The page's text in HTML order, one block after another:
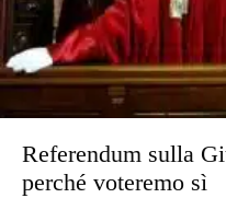
Referendum sulla
perché voteremo sì